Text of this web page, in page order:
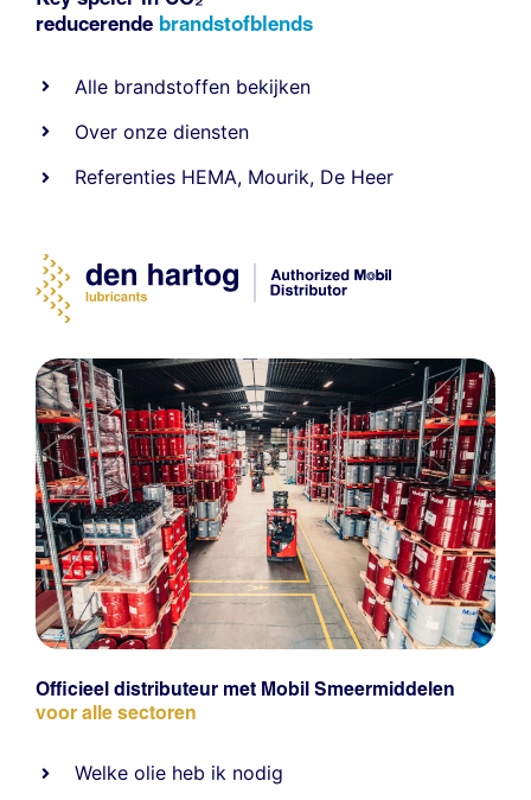
reducerende brandstofblends
Alle brandstoffen bekijken
Over onze diensten
Referenties HEMA, Mourik, De Heer
Officieel distributeur met Mobil Smeermiddelen
voor alle sectoren
Welke olie heb ik nodig